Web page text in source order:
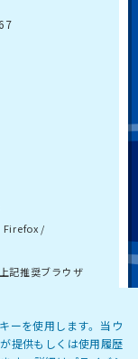
/
記推奨ブラウザ
ーを使用します。 当ウ
提供もしくは使用履歴